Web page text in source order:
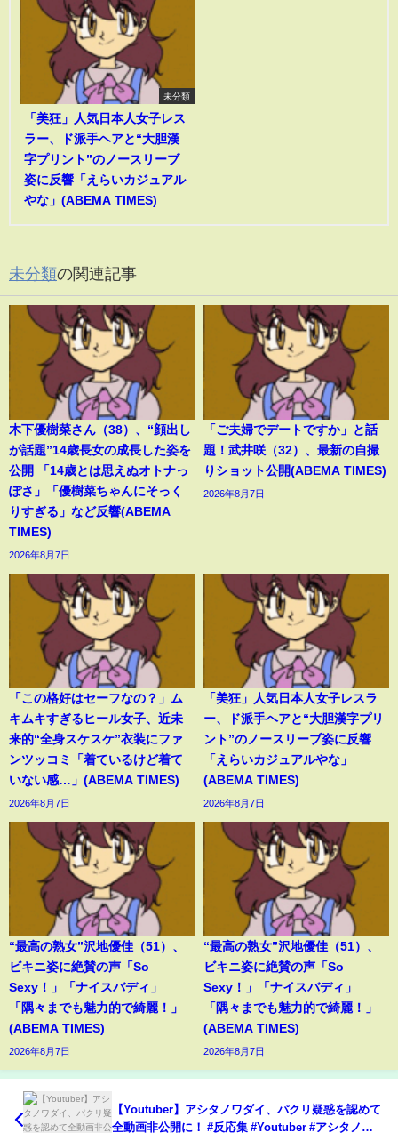
未分類
「美狂」人気日本人女子レス
ラー、ド派手ヘアと“大胆漢
字プリント”のノースリーブ
姿に反響「えらいカジュアル
やな」(ABEMA TIMES)
未分類の関連記事
木下優樹菜さん（38）、“顔出し
が話題”14歳長女の成長した姿を
公開 「14歳とは思えぬオトナっ
ぽさ」「優樹菜ちゃんにそっく
りすぎる」など反響(ABEMA
TIMES)
2026年8月7日
「ご夫婦でデートですか」と話
題！武井咲（32）、最新の自撮
りショット公開(ABEMA TIMES)
2026年8月7日
「この格好はセーフなの？」ム
キムキすぎるヒール女子、近未
来的“全身スケスケ”衣装にファ
ンツッコミ「着ているけど着て
いない感…」(ABEMA TIMES)
2026年8月7日
「美狂」人気日本人女子レスラ
ー、ド派手ヘアと“大胆漢字プリ
ント”のノースリーブ姿に反響
「えらいカジュアルやな」
(ABEMA TIMES)
2026年8月7日
“最高の熟女”沢地優佳（51）、
ビキニ姿に絶賛の声「So
Sexy！」「ナイスバディ」
「隅々までも魅力的で綺麗！」
(ABEMA TIMES)
2026年8月7日
“最高の熟女”沢地優佳（51）、
ビキニ姿に絶賛の声「So
Sexy！」「ナイスバディ」
「隅々までも魅力的で綺麗！」
(ABEMA TIMES)
2026年8月7日
【Youtuber】アシタノワダイ、パクリ疑惑を認めて
全動画非公開に！ #反応集 #Youtuber #アシタノワ